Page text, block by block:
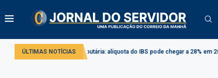
ÚLTIMAS NOTÍCIAS
Reforma tributária: alíquota do IBS pode chegar a 28% em 2033